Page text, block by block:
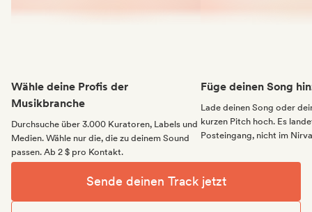
Wähle deine Profis der
Musikbranche
Durchsuche über 3.000 Kuratoren, Labels und
Medien. Wähle nur die, die zu deinem Sound
passen. Ab 2 $ pro Kontakt.
Füge deinen Song
Lade deinen Song oder
kurzen Pitch hoch. Es
Posteingang, nicht im
Sende deinen Track jetzt